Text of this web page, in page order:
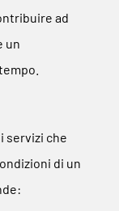
ad
un
servizi che
di un